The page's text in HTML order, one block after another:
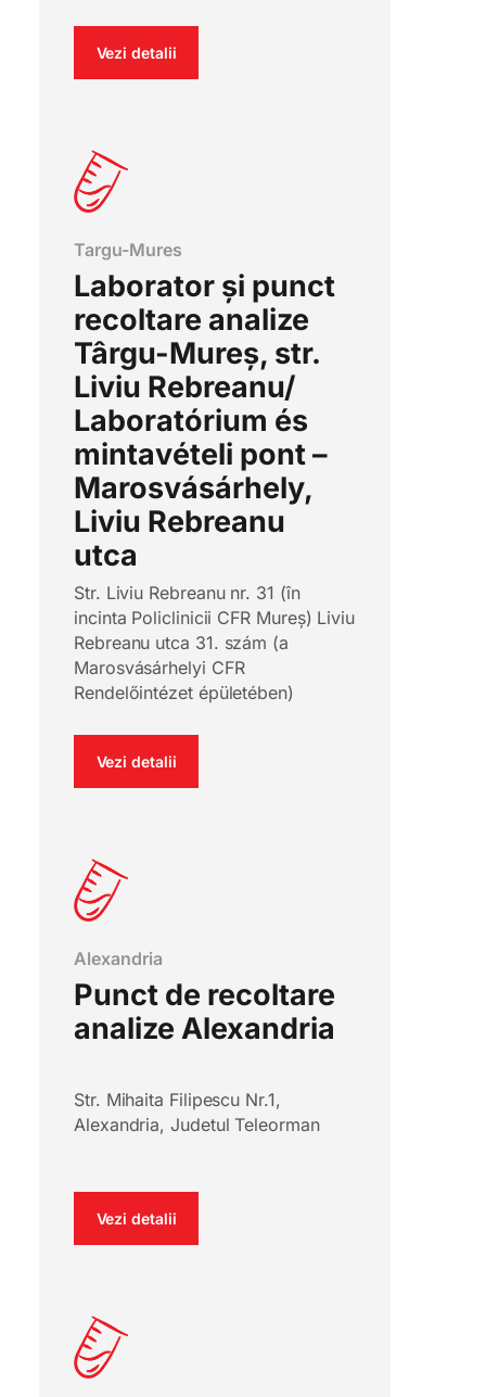
Vezi detalii
Targu-Mures
Laborator și punct
recoltare analize
Târgu-Mureș, str.
Liviu Rebreanu/
Laboratórium és
mintavételi pont –
Marosvásárhely,
Liviu Rebreanu
utca
Str. Liviu Rebreanu nr. 31 (în
incinta Policlinicii CFR Mureș) Liviu
Rebreanu utca 31. szám (a
Marosvásárhelyi CFR
Rendelőintézet épületében)
Vezi detalii
Alexandria
Punct de recoltare
analize Alexandria
Str. Mihaita Filipescu Nr.1,
Alexandria, Judetul Teleorman
Vezi detalii